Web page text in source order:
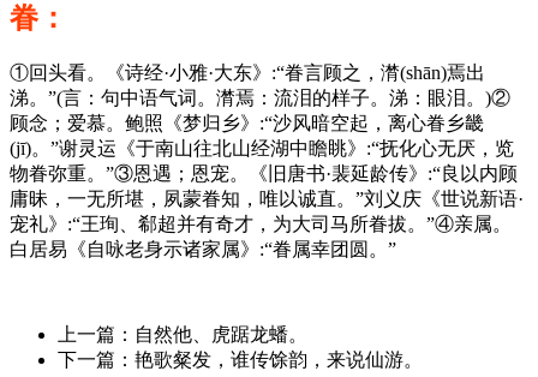
眷：
①回头看。《诗经·小雅·大东》:“眷言顾之，潸(shān)焉出
涕。”(言：句中语气词。潸焉：流泪的样子。涕：眼泪。)②
顾念；爱慕。鲍照《梦归乡》:“沙风暗空起，离心眷乡畿
(jī)。”谢灵运《于南山往北山经湖中瞻眺》:“抚化心无厌，览
物眷弥重。”③恩遇；恩宠。《旧唐书·裴延龄传》:“良以内顾
庸昧，一无所堪，夙蒙眷知，唯以诚直。”刘义庆《世说新语·
宠礼》:“王珣、郗超并有奇才，为大司马所眷拔。”④亲属。
白居易《自咏老身示诸家属》:“眷属幸团圆。”
上一篇：自然他、虎踞龙蟠。
下一篇：艳歌粲发，谁传馀韵，来说仙游。